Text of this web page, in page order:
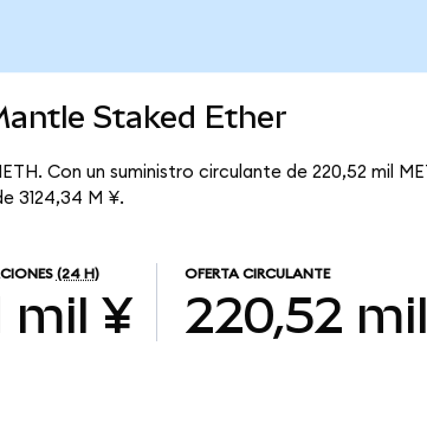
Staked Ether
Con un suministro circulante de 220,52 mil
3124,34 M ¥.
(24 H)
mil ¥
OFERTA CIRCULANTE
220,52 mil